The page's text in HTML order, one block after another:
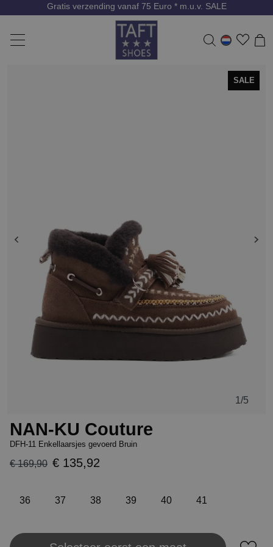
Gratis verzending vanaf 75 Euro * m.u.v. SALE
1 /5
SALE
NAN-KU Couture
DFH-11 Enkellaarsjes gevoerd Bruin
€ 169,90 € 135,92
36 37 38 39 40 41